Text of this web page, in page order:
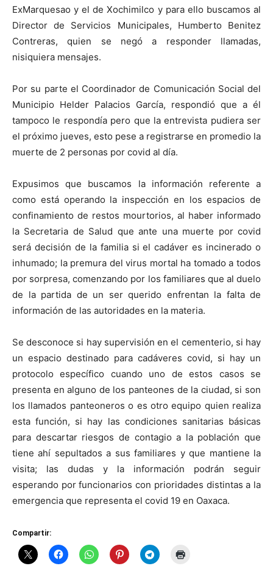
ExMarquesao y el de Xochimilco y para ello buscamos al
Director de Servicios Municipales, Humberto Benitez
Contreras, quien se negó a responder llamadas,
nisiquiera mensajes.
Por su parte el Coordinador de Comunicación Social del
Municipio Helder Palacios García, respondió que a él
tampoco le respondía pero que la entrevista pudiera ser
el próximo jueves, esto pese a registrarse en promedio la
muerte de 2 personas por covid al día.
Expusimos que buscamos la información referente a
como está operando la inspección en los espacios de
confinamiento de restos mourtorios, al haber informado
la Secretaria de Salud que ante una muerte por covid
será decisión de la familia si el cadáver es incinerado o
inhumado; la premura del virus mortal ha tomado a todos
por sorpresa, comenzando por los familiares que al duelo
de la partida de un ser querido enfrentan la falta de
información de las autoridades en la materia.
Se desconoce si hay supervisión en el cementerio, si hay
un espacio destinado para cadáveres covid, si hay un
protocolo específico cuando uno de estos casos se
presenta en alguno de los panteones de la ciudad, si son
los llamados panteoneros o es otro equipo quien realiza
esta función, si hay las condiciones sanitarias básicas
para descartar riesgos de contagio a la población que
tiene ahí sepultados a sus familiares y que mantiene la
visita; las dudas y la información podrán seguir
esperando por funcionarios con prioridades distintas a la
emergencia que representa el covid 19 en Oaxaca.
Compartir: